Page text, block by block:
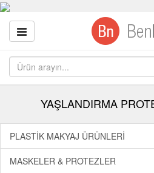
YAŞLANDIRMA
PLASTİK MAKYAJ ÜRÜNLERİ
MASKELER & PROTEZLER